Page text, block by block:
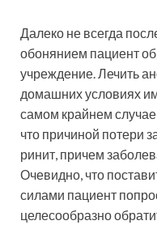
Далеко не всегда
обонянием пациент
учреждение. Лечить
домашних условиях
самом крайнем
что причиной потери
ринит, причем
Очевидно, что
силами пациент
целесообразно